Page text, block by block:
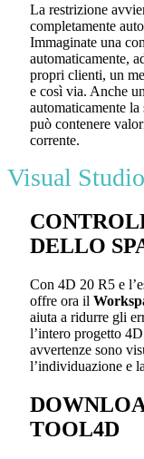
La restrizione
completamente
Immaginate una
automaticamente,
propri clienti, un
e così via. Anche
automaticamente
può contenere
corrente.
Visual
DELLO
Con 4D 20 R5 e
offre ora il
aiuta a ridurre gli
l’intero progetto
avvertenze sono
l’individuazione e
TOOL4D